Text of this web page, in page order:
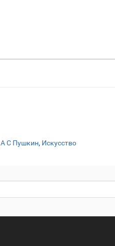
А С Пушкин, Искусство